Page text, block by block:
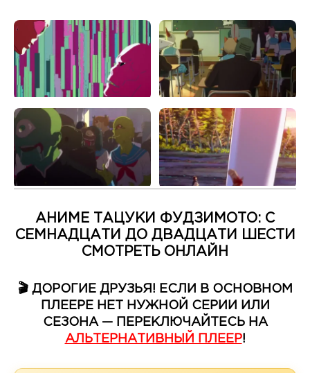
АНИМЕ ТАЦУКИ ФУДЗИМОТО: С
СЕМНАДЦАТИ ДО ДВАДЦАТИ ШЕСТИ
СМОТРЕТЬ ОНЛАЙН
🎬 ДОРОГИЕ ДРУЗЬЯ! ЕСЛИ В ОСНОВНОМ
ПЛЕЕРЕ НЕТ НУЖНОЙ СЕРИИ ИЛИ
СЕЗОНА — ПЕРЕКЛЮЧАЙТЕСЬ НА
АЛЬТЕРНАТИВНЫЙ ПЛЕЕР!